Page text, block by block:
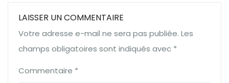
LAISSER UN COMMENTAIRE
Votre adresse e-mail ne sera pas publiée. Les
champs obligatoires sont indiqués avec *
Commentaire *